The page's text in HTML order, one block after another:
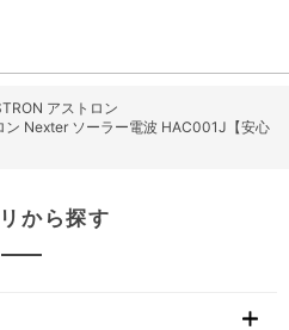
アストロン
ン Nexter ソーラー電波 HAC001J【安心
から探す